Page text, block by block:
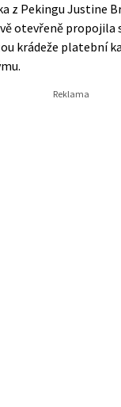
z Pekingu Justine
otevřeně propojila
krádeže platební